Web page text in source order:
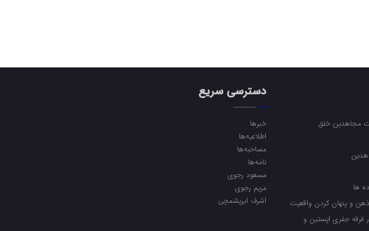
مجاهدین خلق
ها
ذهن و پنهان کردن واقعیت
فرقه جفری اپستین و
دسترسی سریع
خبرها
اطلاعیه‌ها
مصاحبه‌ها
نامه‌ها
مسعود رجوی
مریم رجوی
اشرف ابریشمچی